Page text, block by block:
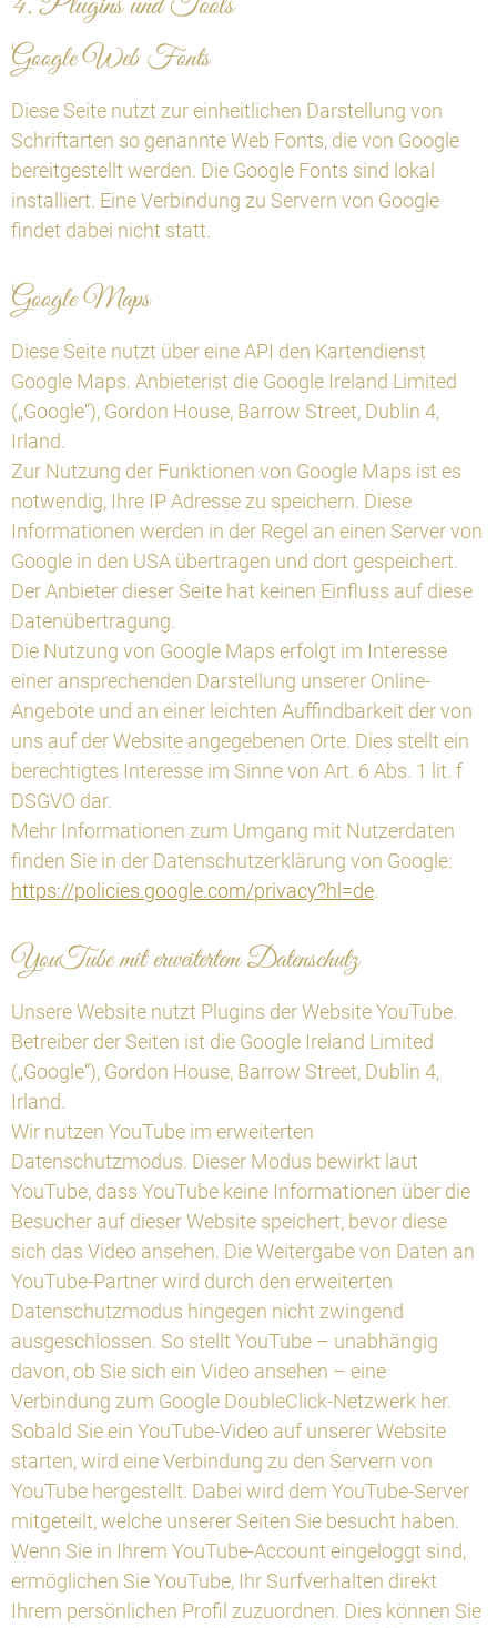
Google Web Fonts
Diese Seite nutzt zur einheitlichen Darstellung von
Schriftarten so genannte Web Fonts, die von Google
bereitgestellt werden. Die Google Fonts sind lokal
installiert. Eine Verbindung zu Servern von Google
findet dabei nicht statt.
Google Maps
Diese Seite nutzt über eine API den Kartendienst
Google Maps. Anbieterist die Google Ireland Limited
(„Google“), Gordon House, Barrow Street, Dublin 4,
Irland.
Zur Nutzung der Funktionen von Google Maps ist es
notwendig, Ihre IP Adresse zu speichern. Diese
Informationen werden in der Regel an einen Server von
Google in den USA übertragen und dort gespeichert.
Der Anbieter dieser Seite hat keinen Einfluss auf diese
Datenübertragung.
Die Nutzung von Google Maps erfolgt im Interesse
einer ansprechenden Darstellung unserer Online-
Angebote und an einer leichten Auffindbarkeit der von
uns auf der Website angegebenen Orte. Dies stellt ein
berechtigtes Interesse im Sinne von Art. 6 Abs. 1 lit. f
DSGVO dar.
Mehr Informationen zum Umgang mit Nutzerdaten
finden Sie in der Datenschutzerklärung von Google:
https://policies.google.com/privacy?hl=de.
YouTube mit erweitertem Datenschutz
Unsere Website nutzt Plugins der Website YouTube.
Betreiber der Seiten ist die Google Ireland Limited
(„Google“), Gordon House, Barrow Street, Dublin 4,
Irland.
Wir nutzen YouTube im erweiterten
Datenschutzmodus. Dieser Modus bewirkt laut
YouTube, dass YouTube keine Informationen über die
Besucher auf dieser Website speichert, bevor diese
sich das Video ansehen. Die Weitergabe von Daten an
YouTube-Partner wird durch den erweiterten
Datenschutzmodus hingegen nicht zwingend
ausgeschlossen. So stellt YouTube – unabhängig
davon, ob Sie sich ein Video ansehen – eine
Verbindung zum Google DoubleClick-Netzwerk her.
Sobald Sie ein YouTube-Video auf unserer Website
starten, wird eine Verbindung zu den Servern von
YouTube hergestellt. Dabei wird dem YouTube-Server
mitgeteilt, welche unserer Seiten Sie besucht haben.
Wenn Sie in Ihrem YouTube-Account eingeloggt sind,
ermöglichen Sie YouTube, Ihr Surfverhalten direkt
Ihrem persönlichen Profil zuzuordnen. Dies können Sie